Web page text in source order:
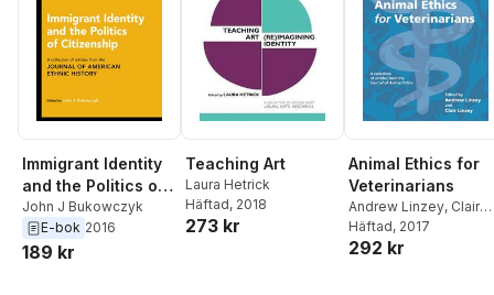
Immigrant Identity
and the Politics of
Citizenship
John J Bukowczyk
E-bok 2016
189 kr
Teaching Art
Laura Hetrick
Häftad, 2018
273 kr
Animal Ethics for
Veterinarians
Andrew Linzey, Clair
Linzey
Häftad, 2017
292 kr